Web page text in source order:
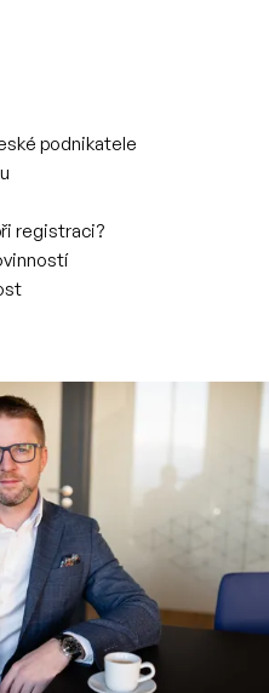
podnikatele
registraci?